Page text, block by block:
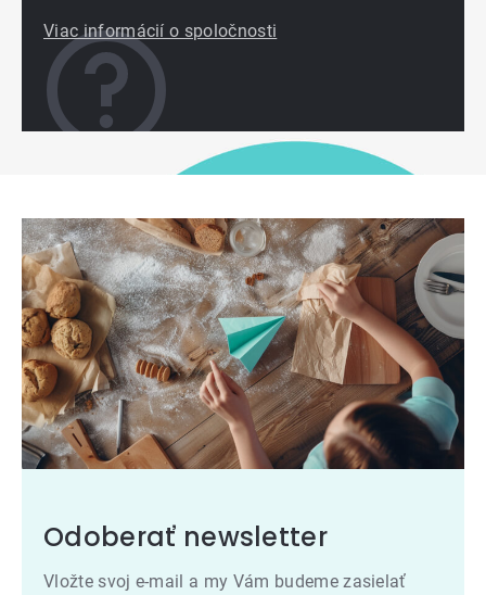
Viac informácií o spoločnosti
Odoberať newsletter
Vložte svoj e-mail a my Vám budeme zasielať